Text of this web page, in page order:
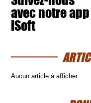
avec notre app
iSoft
Aucun article à afficher